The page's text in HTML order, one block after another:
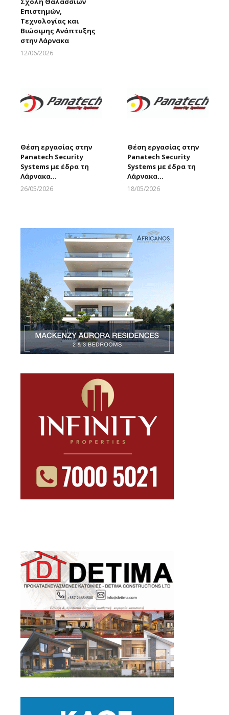
Επιστημών,
Τεχνολογίας και
Βιώσιμης Ανάπτυξης
στην Λάρνακα
12/06/2026
Θέση εργασίας στην
Panatech Security
Systems με έδρα τη
Λάρνακα…
26/05/2026
Θέση εργασίας στην
Panatech Security
Systems με έδρα τη
Λάρνακα…
18/05/2026